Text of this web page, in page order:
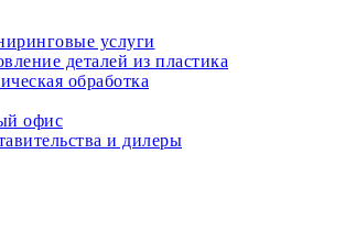
услуги
деталей из пластика
обработка
офис
и дилеры